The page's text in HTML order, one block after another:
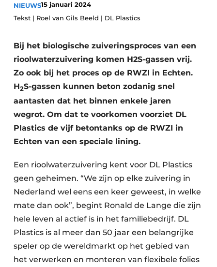
Duurzaamheid & Innovatie
Fundering
Kopen/Huren/Leasen
Sloop & Recycling
Bouwtransport
Machines & Materieel
NIEUWS15 januari 2024
Tekst | Roel van Gils Beeld | DL Plastics
Bij het biologische zuiveringsproces van een
rioolwaterzuivering komen H2S-gassen vrij.
Zo ook bij het proces op de RWZI in Echten.
H2S-gassen kunnen beton zodanig snel
aantasten dat het binnen enkele jaren
wegrot. Om dat te voorkomen voorziet DL
Plastics de vijf betontanks op de RWZI in
Echten van een speciale lining.
Een rioolwaterzuivering kent voor DL Plastics
geen geheimen. “We zijn op elke zuivering in
Nederland wel eens een keer geweest, in welke
mate dan ook”, begint Ronald de Lange die zijn
hele leven al actief is in het familiebedrijf. DL
Plastics is al meer dan 50 jaar een belangrijke
speler op de wereldmarkt op het gebied van
het verwerken en monteren van flexibele folies